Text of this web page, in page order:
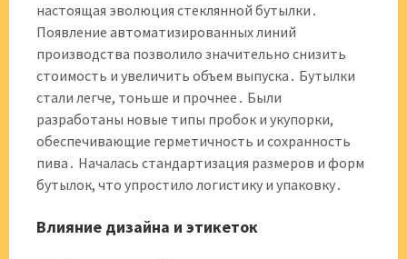
настоящая эволюция стеклянной бутылки․
Появление автоматизированных линий
производства позволило значительно снизить
стоимость и увеличить объем выпуска․ Бутылки
стали легче, тоньше и прочнее․ Были
разработаны новые типы пробок и укупорки,
обеспечивающие герметичность и сохранность
пива․ Началась стандартизация размеров и форм
бутылок, что упростило логистику и упаковку․
Влияние дизайна и этикеток